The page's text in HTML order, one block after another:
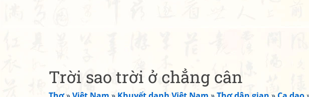
Trời sao trời ở chẳng cân